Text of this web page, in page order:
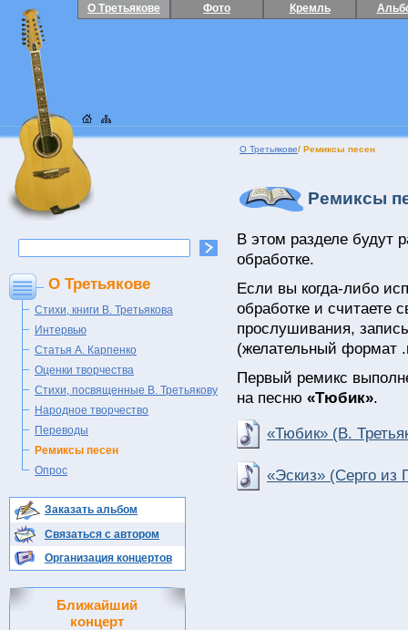
О Третьякове Фото Кремль
О Третьякове/ Ремиксы песен
Ремиксы
О Третьякове
Стихи, книги В. Третьякова
Интервью
Статья А. Карпенко
Оценки творчества
Стихи, посвященные В. Третьякову
Народное творчество
Переводы
Ремиксы песен
Опрос
Заказать альбом
Связаться с автором
Организация концертов
Ближайший
концерт
В этом разделе будут
обработке.
Если вы когда-либо
обработке и считаете
прослушивания,
(желательный формат
Первый ремикс
на песню «Тюбик».
«Тюбик» (В.
«Эскиз» (Серго из